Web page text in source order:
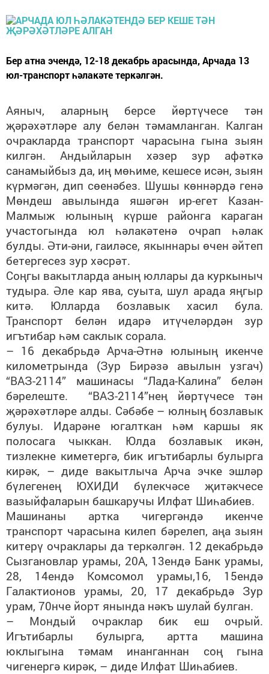
Бер атна эчендә, 12-18 декабрь арасында, Арчада 13
юл-транспорт һәлакәте теркәлгән.
Аяныч, аларның берсе йөртүчесе тән
җәрәхәтләре алу белән тәмамланган. Калган
очракларда транспорт чарасына гына зыян
килгән. Андыйларын хәзер зур афәткә
санамыйбыз да, иң мөһиме, кешесе исән, зыян
күрмәгән, дип сөенәбез. Шушы көннәрдә генә
Мөндеш авылында яшәгән ир-егет Казан-
Малмыж юлының күрше районга караган
участогында юл һәлакәтенә очрап һәлак
булды. Әти-әни, гаиләсе, якыннары өчен әйтеп
бетергесез зур хәсрәт.
Соңгы вакытларда аның юллары да куркыныч
тудыра. Әле кар ява, суыта, шул арада яңгыр
китә. Юлларда бозлавык хасил була.
Транспорт белән идарә итүчеләрдән зур
игътибар һәм саклык сорала.
– 16 декабрьдә Арча-Әтнә юлының икенче
километрында (Зур Бирәзә авылын узгач)
“ВАЗ-2114” машинасы “Лада-Калина” белән
бәрелеште. “ВАЗ-2114”нең йөртүчесе тән
җәрәхәтләре алды. Сәбәбе – юлның бозлавык
булуы. Идарәне югалткан һәм каршы як
полосага чыккан. Юлда бозлавык икән,
тизлекне киметергә, бик игътибарлы булырга
кирәк, – диде вакытлыча Арча эчке эшләр
бүлегенең ЮХИДИ бүлекчәсе җитәкчесе
вазыйфаларын башкаручы Илфат Шиһабиев.
Машинаны артка чигергәндә икенче
транспорт чарасына килеп бәрелеп, аңа зыян
китерү очраклары да теркәлгән. 12 декабрьдә
Сызгановлар урамы, 20А, 13ендә Банк урамы,
28, 14ендә Комсомол урамы,16, 15ендә
Галактионов урамы, 20, 17 декабрьдә Зур
урам, 70нче йорт янында нәкъ шулай булган.
– Мондый очраклар бик еш очрый.
Игътибарлы булырга, артта машина
юклыгына тәмам инанганнан соң гына
чигенергә кирәк, – диде Илфат Шиһабиев.